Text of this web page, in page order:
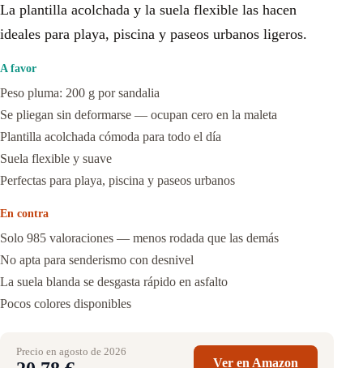
La plantilla acolchada y la suela flexible las hacen
ideales para playa, piscina y paseos urbanos ligeros.
A favor
Peso pluma: 200 g por sandalia
Se pliegan sin deformarse — ocupan cero en la maleta
Plantilla acolchada cómoda para todo el día
Suela flexible y suave
Perfectas para playa, piscina y paseos urbanos
En contra
Solo 985 valoraciones — menos rodada que las demás
No apta para senderismo con desnivel
La suela blanda se desgasta rápido en asfalto
Pocos colores disponibles
Precio en agosto de 2026
Ver en Amazon